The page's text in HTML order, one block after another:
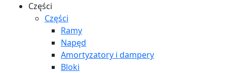
Części
Części
Ramy
Napęd
Amortyzatory i dampery
Bloki